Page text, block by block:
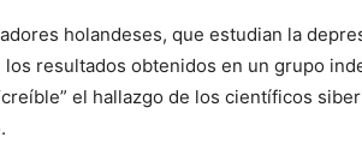
holandeses, que estudian la
resultados obtenidos en un grupo
el hallazgo de los científicos